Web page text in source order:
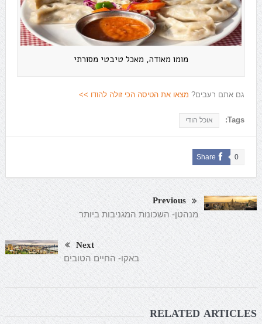
מומו מאודה, מאכל טיבטי מסורתי
גם אתם רעבים? מצאו את הטיסה הכי זולה להודו >>
Tags: אוכל הודי
Share 0
Previous
מנהטן- השכונות המגניבות ביותר
Next
באקו- החיים הטובים
RELATED ARTICLES